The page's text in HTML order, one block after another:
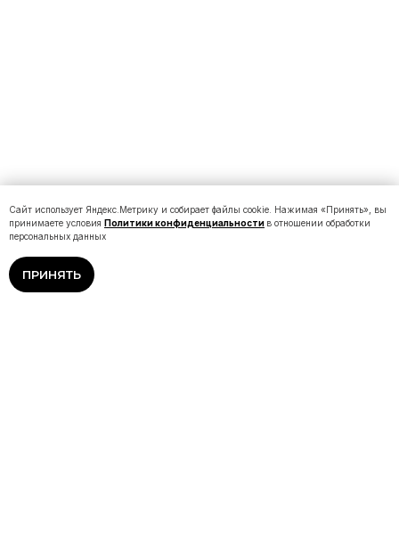
Сайт использует Яндекс.Метрику и собирает файлы cookie. Нажимая «Принять», вы
принимаете условия Политики конфиденциальности в отношении обработки
персональных данных
ПРИНЯТЬ